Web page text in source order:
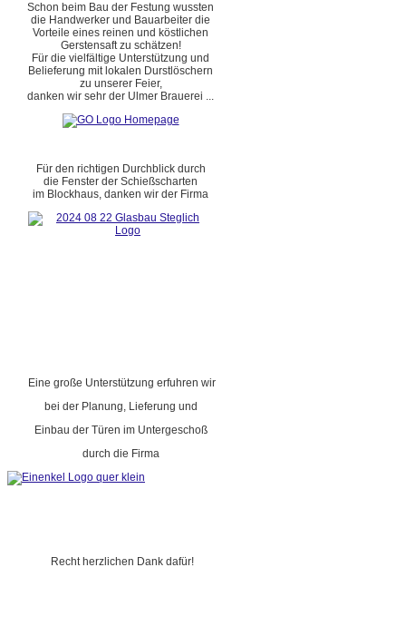
Schon beim Bau der Festung wussten
die Handwerker und Bauarbeiter die
Vorteile eines reinen und köstlichen
Gerstensaft zu schätzen!
Für die vielfältige Unterstützung und
Belieferung mit lokalen Durstlöschern
zu unserer Feier,
danken wir sehr der Ulmer Brauerei ...
Für den richtigen Durchblick durch
die Fenster der Schießscharten
im Blockhaus, danken wir der Firma
Eine große Unterstützung erfuhren wir
bei der Planung, Lieferung und
Einbau der Türen im Untergeschoß
durch die Firma
Recht herzlichen Dank dafür!